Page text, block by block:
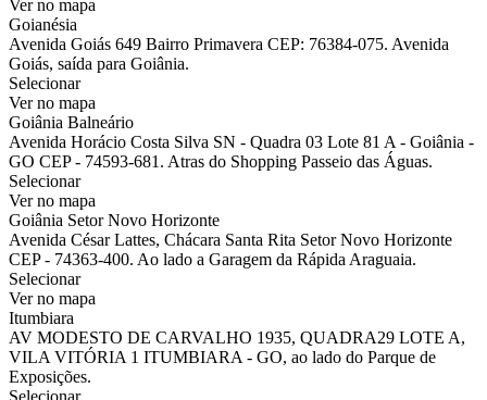
Ver no mapa
Goianésia
Avenida Goiás 649 Bairro Primavera CEP: 76384-075. Avenida
Goiás, saída para Goiânia.
Selecionar
Ver no mapa
Goiânia Balneário
Avenida Horácio Costa Silva SN - Quadra 03 Lote 81 A - Goiânia -
GO CEP - 74593-681. Atras do Shopping Passeio das Águas.
Selecionar
Ver no mapa
Goiânia Setor Novo Horizonte
Avenida César Lattes, Chácara Santa Rita Setor Novo Horizonte
CEP - 74363-400. Ao lado a Garagem da Rápida Araguaia.
Selecionar
Ver no mapa
Itumbiara
AV MODESTO DE CARVALHO 1935, QUADRA29 LOTE A,
VILA VITÓRIA 1 ITUMBIARA - GO, ao lado do Parque de
Exposições.
Selecionar